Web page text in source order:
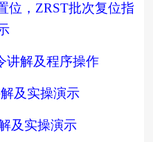
位， ZRST批次复位指
讲解及程序操作
及实操演示
及实操演示